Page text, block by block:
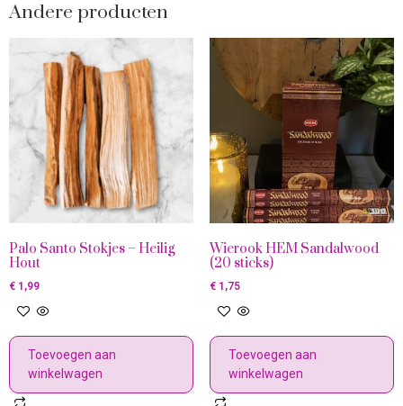
Andere producten
Palo Santo Stokjes – Heilig
Hout
€ 1,99
Toevoegen aan
winkelwagen
Wierook HEM Sandalwood
(20 sticks)
€1,75
Toevoegen aan
winkelwagen